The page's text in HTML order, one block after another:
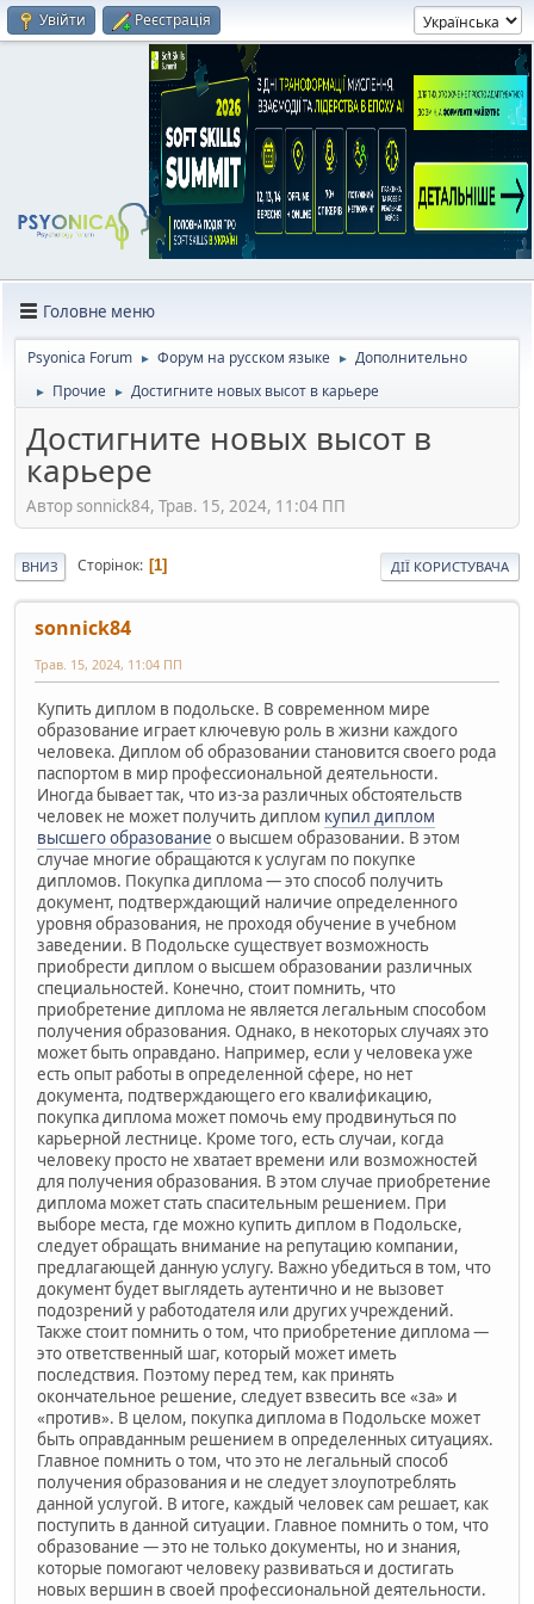
Увійти Реєстрація
Головне меню
Psyonica Forum ► Форум на русском языке ► Дополнительно
► Прочие ► Достигните новых высот в карьере
Достигните новых высот в
карьере
Автор sonnick84, Трав. 15, 2024, 11:04 ПП
ВНИЗ Сторінок 1 ДІЇ КОРИСТУВАЧА
sonnick84
Трав. 15, 2024, 11:04 ПП
Купить диплом в подольске. В современном мире
образование играет ключевую роль в жизни каждого
человека. Диплом об образовании становится своего рода
паспортом в мир профессиональной деятельности.
Иногда бывает так, что из-за различных обстоятельств
человек не может получить диплом купил диплом
высшего образование о высшем образовании. В этом
случае многие обращаются к услугам по покупке
дипломов. Покупка диплома — это способ получить
документ, подтверждающий наличие определенного
уровня образования, не проходя обучение в учебном
заведении. В Подольске существует возможность
приобрести диплом о высшем образовании различных
специальностей. Конечно, стоит помнить, что
приобретение диплома не является легальным способом
получения образования. Однако, в некоторых случаях это
может быть оправдано. Например, если у человека уже
есть опыт работы в определенной сфере, но нет
документа, подтверждающего его квалификацию,
покупка диплома может помочь ему продвинуться по
карьерной лестнице. Кроме того, есть случаи, когда
человеку просто не хватает времени или возможностей
для получения образования. В этом случае приобретение
диплома может стать спасительным решением. При
выборе места, где можно купить диплом в Подольске,
следует обращать внимание на репутацию компании,
предлагающей данную услугу. Важно убедиться в том, что
документ будет выглядеть аутентично и не вызовет
подозрений у работодателя или других учреждений.
Также стоит помнить о том, что приобретение диплома —
это ответственный шаг, который может иметь
последствия. Поэтому перед тем, как принять
окончательное решение, следует взвесить все «за» и
«против». В целом, покупка диплома в Подольске может
быть оправданным решением в определенных ситуациях.
Главное помнить о том, что это не легальный способ
получения образования и не следует злоупотреблять
данной услугой. В итоге, каждый человек сам решает, как
поступить в данной ситуации. Главное помнить о том, что
образование — это не только документы, но и знания,
которые помогают человеку развиваться и достигать
новых вершин в своей профессиональной деятельности.